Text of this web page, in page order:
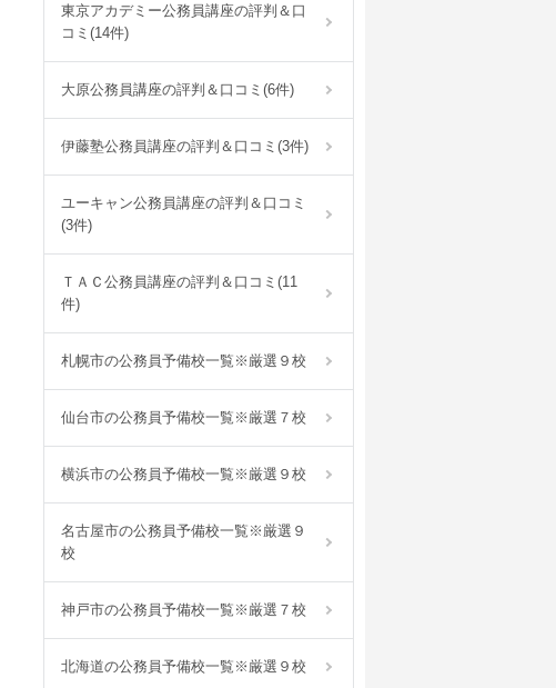
東京アカデミー公務員講座の評判＆口
コミ(14件)
大原公務員講座の評判＆口コミ(6件)
伊藤塾公務員講座の評判＆口コミ(3件)
ユーキャン公務員講座の評判＆口コミ
(3件)
ＴＡＣ公務員講座の評判＆口コミ(11
件)
札幌市の公務員予備校一覧※厳選９校
仙台市の公務員予備校一覧※厳選７校
横浜市の公務員予備校一覧※厳選９校
名古屋市の公務員予備校一覧※厳選９
校
神戸市の公務員予備校一覧※厳選７校
北海道の公務員予備校一覧※厳選９校